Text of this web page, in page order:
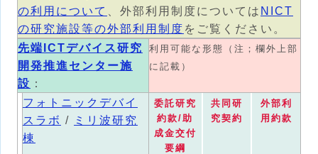
の利用について
、外部利用制度については NICT
の研究施設等の外部利用制度 をご覧ください。
先端ICTデバイス研究
開発推進センター施
設 ：
利用可能な形態（注；欄外上部
に記載）
フォトニックデバイ
スラボ /
ミリ波研究
棟
委託研究
約款/助
成金交付
要綱
共同研
究契約
外部利
用約款